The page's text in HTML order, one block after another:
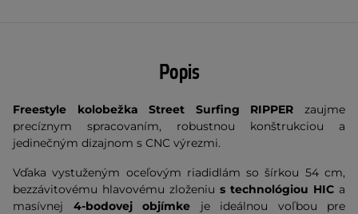
Popis
Freestyle kolobežka Street Surfing RIPPER zaujme
precíznym spracovaním, robustnou konštrukciou a
jedinečným dizajnom s CNC výrezmi.
Vďaka vystuženým oceľovým riadidlám so šírkou 54 cm,
bezzávitovému hlavovému zloženiu s technológiou HIC a
masívnej 4-bodovej objímke je ideálnou voľbou pre